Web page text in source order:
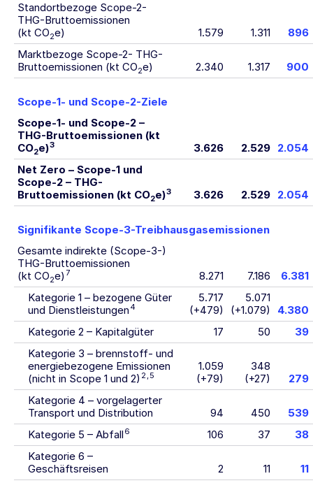
Standortbezoge Scope-2-
THG-Bruttoemissionen
(kt CO2e) 1.579 1.311
896
Marktbezoge Scope-2- THG-
Bruttoemissionen (kt CO2e) 2.340 1.317 900
Scope-1- und Scope-2-Ziele
Scope-1- und Scope-2 –
THG-Bruttoemissionen (kt
CO2e)3 3.626 2.529 2.054
Net Zero – Scope-1 und
Scope-2 – THG-
Bruttoemissionen (kt CO2e)3 3.626 2.529 2.054
Signifikante Scope-3-Treibhausgasemissionen
Gesamte indirekte (Scope-3-)
THG-Bruttoemissionen
(kt CO2e) 7 8.271 7.186
6.381
Kategorie 1 – bezogene Güter
und Dienstleistungen 4
5.717
(+479)
5.071
(+1.079)
4.380
Kategorie 2 – Kapitalgüter
17 50
39
Kategorie 3 – brennstoff- und
energiebezogene Emissionen
(nicht in Scope 1 und 2) 2,5
1.059
(+79)
348
(+27)
279
Kategorie 4 – vorgelagerter
Transport und Distribution
94 450
539
Kategorie 5 – Abfall 6 106 37
38
Kategorie 6 –
Geschäftsreisen
2 11
11